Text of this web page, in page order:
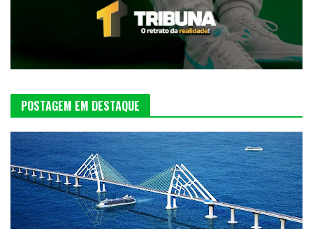
POSTAGEM EM DESTAQUE